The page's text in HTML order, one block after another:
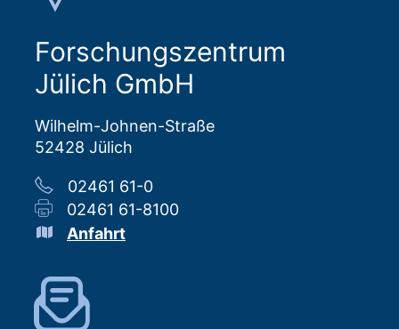
Forschungszentrum
Jülich GmbH
Wilhelm-Johnen-Straße
52428 Jülich
02461 61-0
02461 61-8100
Anfahrt